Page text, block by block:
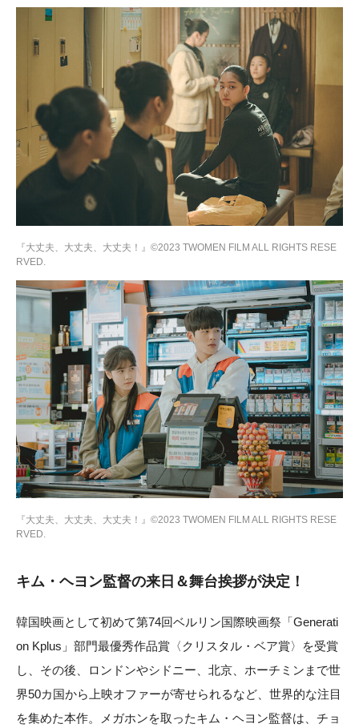
『大丈夫、大丈夫、大丈夫！』©︎2023 TWOMEN FILM ALL RIGHTS RESE
RVED.
『大丈夫、大丈夫、大丈夫！』©︎2023 TWOMEN FILM ALL RIGHTS RESE
RVED.
キム・ヘヨン監督の来日＆舞台挨拶が決定！
韓国映画として初めて第74回ベルリン国際映画祭「Generati
on Kplus」部門最優秀作品賞〈クリスタル・ベア賞〉を受賞
し、その後、ロンドンやシドニー、北京、ホーチミンまで世
界50カ国から上映オファーが寄せられるなど、世界的な注目
を集めた本作。メガホンを取ったキム・ヘヨン監督は、チョ